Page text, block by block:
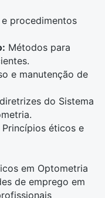
e procedimentos
Métodos para
e manutenção de
do Sistema
Princípios éticos e
em Optometria
de emprego em